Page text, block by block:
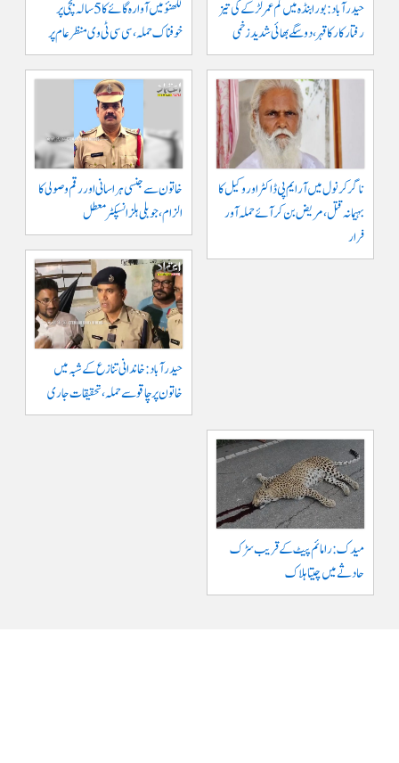
حیدرآباد: بورابنڈہ میں کم عمر لڑکے کی تیز
رفتار کار کا قہر، دو سگے بھائی شدید زخمی
لکھنؤ میں آوارہ گائے کا 5 سالہ بچی پر
خوفناک حملہ، سی سی ٹی وی منظر عام پر
ناگرکرنول میں آر ایم پی ڈاکٹر اور وکیل کا
بہیمانہ قتل، مریض بن کر آئے حملہ آور
فرار
خاتون سے جنسی ہراسانی اور رقم وصولی کا
الزام، جوبلی ہلز انسپکٹر معطل
حیدرآباد: خاندانی تنازع کے شبہ میں
خاتون پر چاقو سے حملہ، تحقیقات جاری
میدک: رامائم پیٹ کے قریب سڑک
حادثے میں چیتا ہلاک